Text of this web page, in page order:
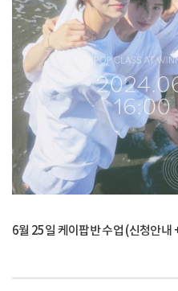
6월 25일 케이팝반 수업 (신청안내